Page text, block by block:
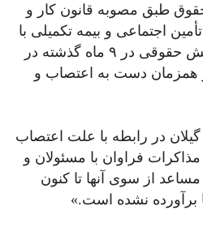
طبق مصوبه قانون کار و
اجتماعی و بیمه تکمیلی با
وجود کسر مبلغ بیمه از فیش حقوقی در ۹ ماه گذشته در
همزمان دست به اعتصاب و
در رابطه با علت اعتصاب
فراوان با مسئولان و
از سوی آنها تا کنون
برآورده نشده است.»